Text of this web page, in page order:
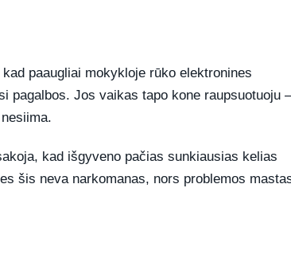
paaugliai mokykloje rūko elektronines
pagalbos. Jos vaikas tapo kone raupsuotuoju –
kad išgyveno pačias sunkiausias kelias
šis neva narkomanas, nors problemos